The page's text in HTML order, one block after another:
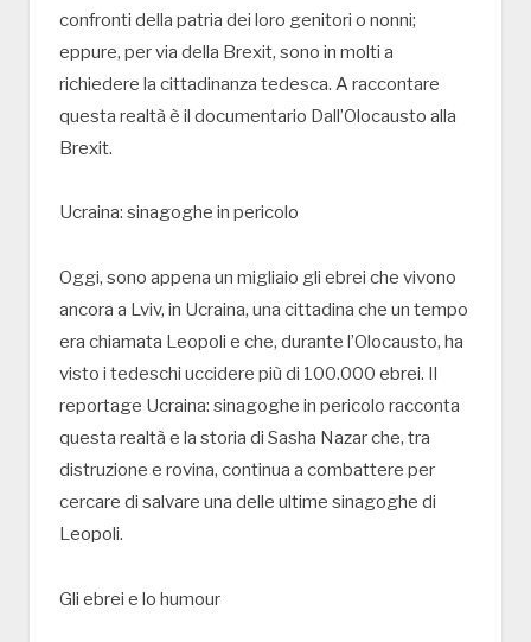
confronti della patria dei loro genitori o nonni;
eppure, per via della Brexit, sono in molti a
richiedere la cittadinanza tedesca. A raccontare
questa realtà è il documentario Dall’Olocausto alla
Brexit.
Ucraina: sinagoghe in pericolo
Oggi, sono appena un migliaio gli ebrei che vivono
ancora a Lviv, in Ucraina, una cittadina che un tempo
era chiamata Leopoli e che, durante l’Olocausto, ha
visto i tedeschi uccidere più di 100.000 ebrei. Il
reportage Ucraina: sinagoghe in pericolo racconta
questa realtà e la storia di Sasha Nazar che, tra
distruzione e rovina, continua a combattere per
cercare di salvare una delle ultime sinagoghe di
Leopoli.
Gli ebrei e lo humour